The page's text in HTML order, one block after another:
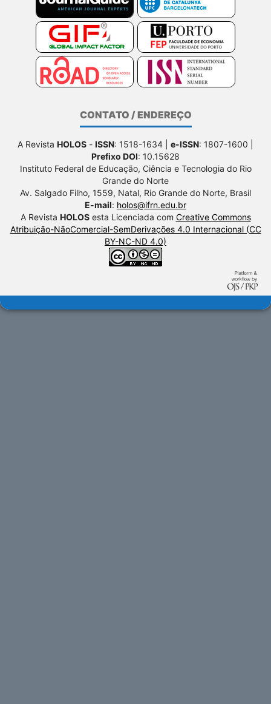
CONTATO / ENDEREÇO
A Revista HOLOS - ISSN: 1518-1634 | e-ISSN: 1807-1600 |
Prefixo DOI: 10.15628
Instituto Federal de Educação, Ciência e Tecnologia do Rio
Grande do Norte
Av. Salgado Filho, 1559, Natal, Rio Grande do Norte, Brasil
E-mail: holos@ifrn.edu.br
A Revista HOLOSesta Licenciada com Creative Commons
Atribuição-NãoComercial-SemDerivações 4.0 Internacional (CC
BY-NC-ND 4.0)